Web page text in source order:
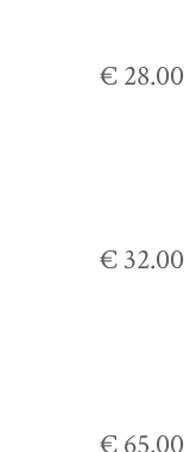
€ 28.00
€ 32.00
€ 65.00